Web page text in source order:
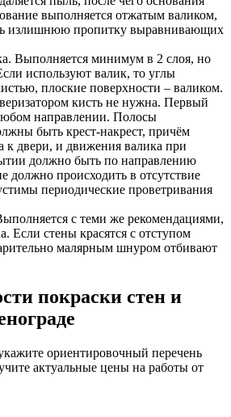
выполняется отжатым валиком,
излишнюю пропитку выравнивающих
Выполняется минимум в 2 слоя, но
используют валик, то углы
плоские поверхности – валиком.
кисть не нужна. Первый
направлении. Полосы
быть крест-накрест, причём
к двери, и движения валика при
должно быть по направлению
должно происходить в отсутствие
периодические проветривания
с теми же рекомендациями,
Если стены красятся с отступом
малярным шнуром отбивают
покраски стен и
ориентировочный перечень
актуальные цены на работы от